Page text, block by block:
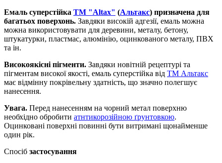
Емаль суперстійка ТМ "Altax" (Альтакс) призначена для
багатьох поверхонь. Завдяки високій адгезії, емаль можна
можна використовувати для деревини, металу, бетону,
штукатурки, пластмас, алюмінію, оцинкованого металу, ПВХ
та ін.
Високоякісні пігменти. Завдяки новітній рецептурі та
пігментам високої якості, емаль суперстійка від ТМ Альтакс
має відмінну покрівельну здатність, що значно полегшує
нанесення.
Увага. Перед нанесенням на чорний метал поверхню
необхідно обробити атнтикорозійною ґрунтовкою.
Оцинковані поверхні повинні бути витримані щонайменше
один рік.
Спосіб застосування